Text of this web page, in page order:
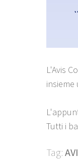
L'Avis
insieme
Tutti i
Tag: